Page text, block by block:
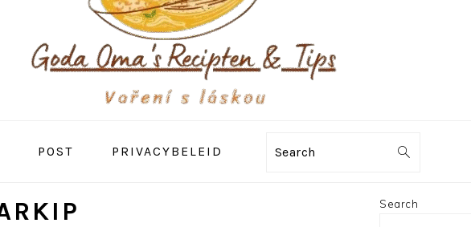
POST PRIVACYBELEID Search
PRIMARY
Search